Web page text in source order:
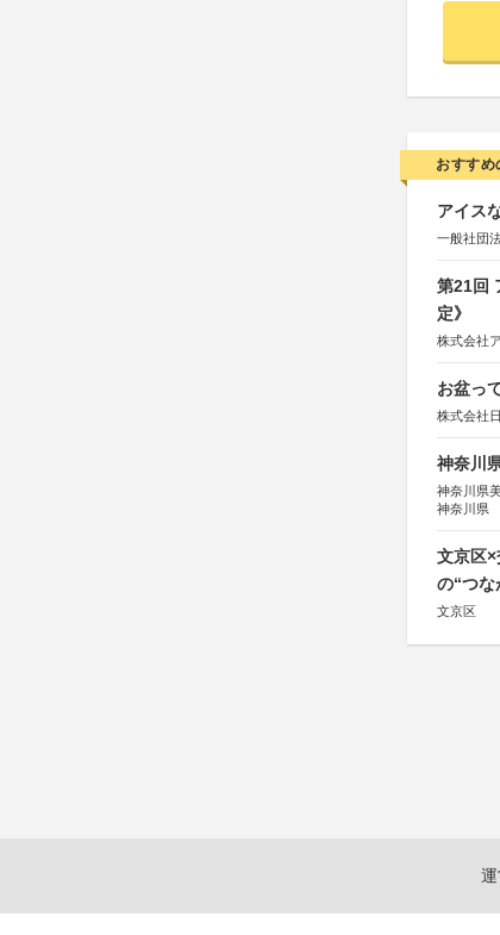
おすすめ
アイス
一般社団
第21回
定》
株式会社
お盆っ
株式会社
神奈川
神奈川県
神奈川県
文京区
の“つな
文京区